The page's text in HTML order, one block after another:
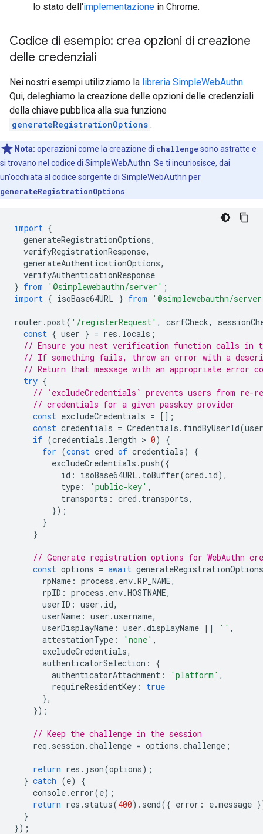
lo stato dell'implementazione in Chrome.
Codice di esempio: crea opzioni di creazione
delle credenziali
Nei nostri esempi utilizziamo la libreria SimpleWebAuthn.
Qui, deleghiamo la creazione delle opzioni delle credenziali
della chiave pubblica alla sua funzione
generateRegistrationOptions .
Nota: operazioni come la creazione di challengesono astratte e
si trovano nel codice di SimpleWebAuthn. Se ti incuriosisce, dai
un'occhiata al codice sorgente di SimpleWebAuthn per
generateRegistrationOptions
import {
generateRegistrationOptions,
verifyRegistrationResponse,
generateAuthenticationOptions,
verifyAuthenticationResponse
} from '@simplewebauthn/server' ;
import { isoBase64URL } from '@simplewebauthn/
router .post( '/registerRequest' , csrfCheck,
const { user } = res . locals ;
// Ensure you nest verification function calls in
// If something fails, throw an error with a
// Return that message with an appropriate error
try {
// `excludeCredentials` prevents users from re-
// credentials for a given passkey provider
const excludeCredentials = [];
const credentials = Credentials . findByUserId(user
if (credentials . length > 0)
{
for (const cred of credentials)
{
excludeCredentials .push({
id : isoBase64URL . toBuffer(cred . id),
type : 'public-key' ,
transports : cred . transports,
});
}
}
// Generate registration options for WebAuthn
const options = await generateRegistrationOptions
rpName : process . env.RP_NAME,
rpID : process . env.HOSTNAME,
userID : user . id,
userName : user .username,
userDisplayName : user .displayName || '' ,
attestationType : 'none' ,
excludeCredentials,
authenticatorSelection :
{
authenticatorAttachment : 'platform' ,
requireResidentKey :
true
},
});
// Keep the challenge in the session
req . session .challenge = options .challenge ;
return res . json(options);
} catch (e)
{
console. error(e);
return res . status(400). send({ error : e.message
}
});